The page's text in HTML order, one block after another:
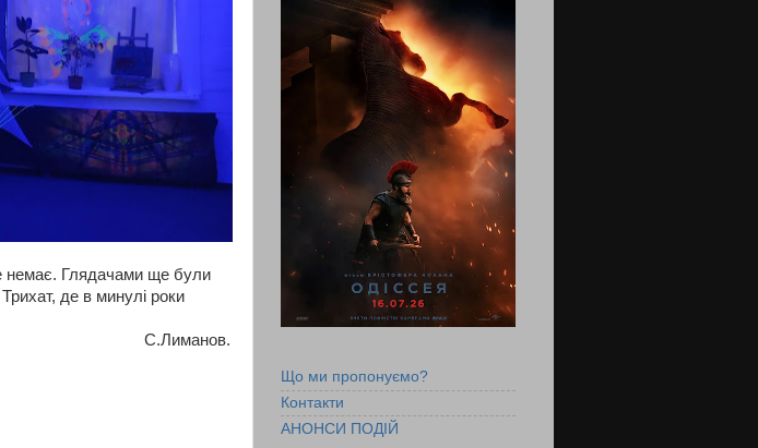
немає. Глядачами ще були
де в минулі роки
С.Лиманов.
Що ми пропонуємо?
Контакти
АНОНСИ ПОДІЙ